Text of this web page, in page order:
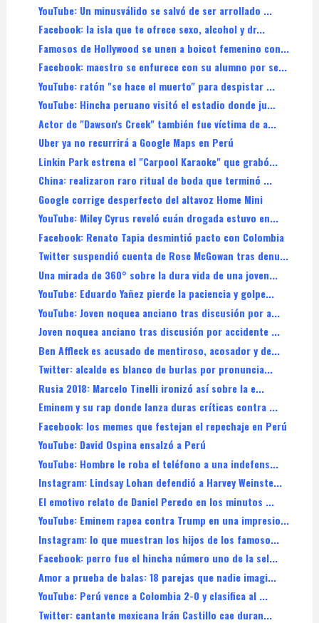
YouTube: Un minusválido se salvó de ser arrollado ...
Facebook: la isla que te ofrece sexo, alcohol y dr...
Famosos de Hollywood se unen a boicot femenino con...
Facebook: maestro se enfurece con su alumno por se...
YouTube: ratón "se hace el muerto" para despistar ...
YouTube: Hincha peruano visitó el estadio donde ju...
Actor de "Dawson's Creek" también fue víctima de a...
Uber ya no recurrirá a Google Maps en Perú
Linkin Park estrena el "Carpool Karaoke" que grabó...
China: realizaron raro ritual de boda que terminó ...
Google corrige desperfecto del altavoz Home Mini
YouTube: Miley Cyrus reveló cuán drogada estuvo en...
Facebook: Renato Tapia desmintió pacto con Colombia
Twitter suspendió cuenta de Rose McGowan tras denu...
Una mirada de 360° sobre la dura vida de una joven...
YouTube: Eduardo Yañez pierde la paciencia y golpe...
YouTube: Joven noquea anciano tras discusión por a...
Joven noquea anciano tras discusión por accidente ...
Ben Affleck es acusado de mentiroso, acosador y de...
Twitter: alcalde es blanco de burlas por pronuncia...
Rusia 2018: Marcelo Tinelli ironizó así sobre la e...
Eminem y su rap donde lanza duras críticas contra ...
Facebook: los memes que festejan el repechaje en Perú
YouTube: David Ospina ensalzó a Perú
YouTube: Hombre le roba el teléfono a una indefens...
Instagram: Lindsay Lohan defendió a Harvey Weinste...
El emotivo relato de Daniel Peredo en los minutos ...
YouTube: Eminem rapea contra Trump en una impresio...
Instagram: lo que muestran los hijos de los famoso...
Facebook: perro fue el hincha número uno de la sel...
Amor a prueba de balas: 18 parejas que nadie imagi...
YouTube: Perú vence a Colombia 2-0 y clasifica al ...
Twitter: cantante mexicana Irán Castillo cae duran...